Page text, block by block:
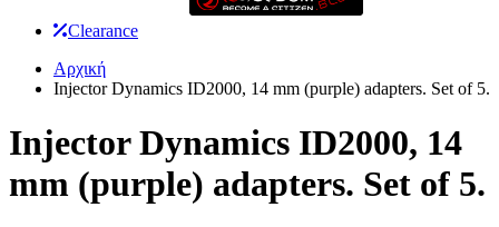
Clearance
Αρχική
Injector Dynamics ID2000, 14 mm (purple) adapters. Set of 5.
Injector Dynamics ID2000, 14
mm (purple) adapters. Set of 5.